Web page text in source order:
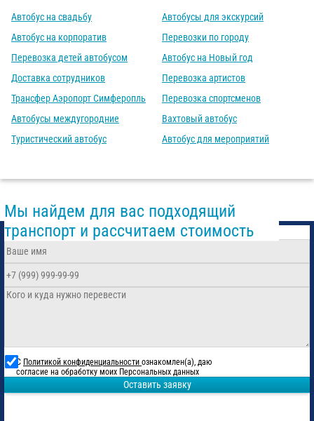
Автобус на свадьбу
Автобус на корпоратив
Перевозка детей автобусом
Доставка сотрудников
Трансфер Аэропорт Симферопль
Автобусы междугородние
Туристический автобус
Автобусы для экскурсий
Перевозки по городу
Автобус на Новый год
Перевозка артистов
Перевозка спортсменов
Вахтовый автобус
Автобус для мероприятий
Мы найдем для вас подходящий
транспорт и рассчитаем стоимость
С Политикой конфиденциальности ознакомлен(а), даю
согласие на обработку моих Персональных данных
Оставить заявку